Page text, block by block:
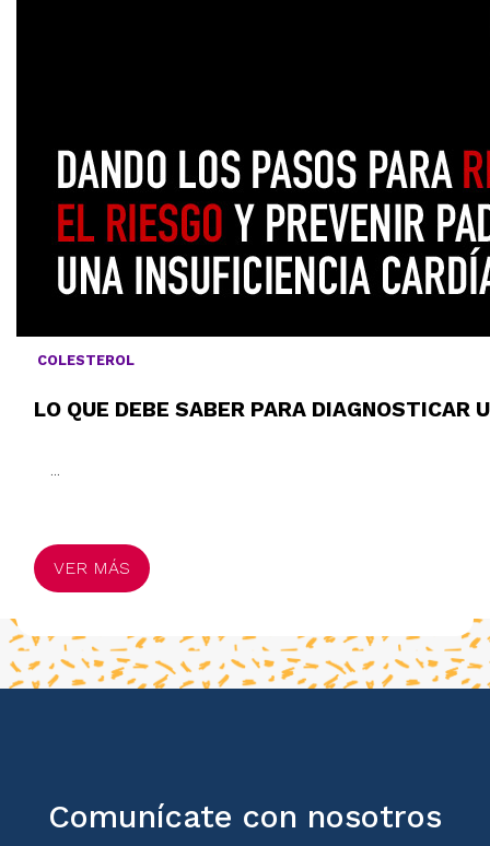
COLESTEROL
LO QUE DEBE SABER PARA DIAGNOSTICAR
...
VER MÁS
Comunícate con nosotros